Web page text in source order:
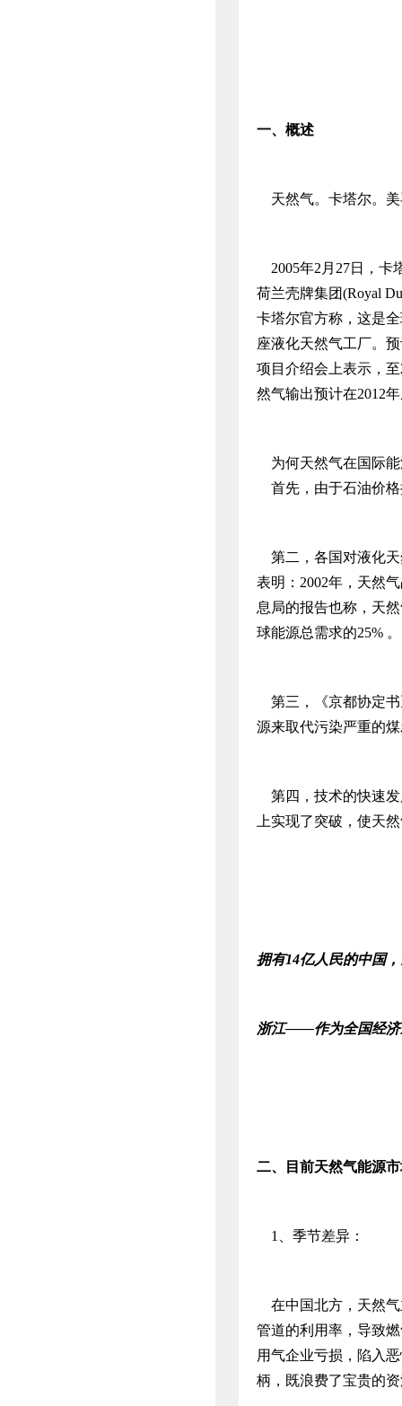
一、概述
天然气。卡塔尔。美
2005年2月27日，卡
荷兰壳牌集团(Royal
卡塔尔官方称，这是
座液化天然气工厂。
项目介绍会上表示，
然气输出预计在2012
为何天然气在国际能
首先，由于石油价格
第二，各国对液化天
表明：2002年，天然
息局的报告也称，天
球能源总需求的25% 。
第三，《京都协定书
源来取代污染严重的
第四，技术的快速发
上实现了突破，使天
拥有14亿人民的中国
浙江――作为全国经济
二、 目前天然气能源
1、季节差异：
在中国北方，天然气
管道的利用率，导致
用气企业亏损，陷入
柄，既浪费了宝贵的